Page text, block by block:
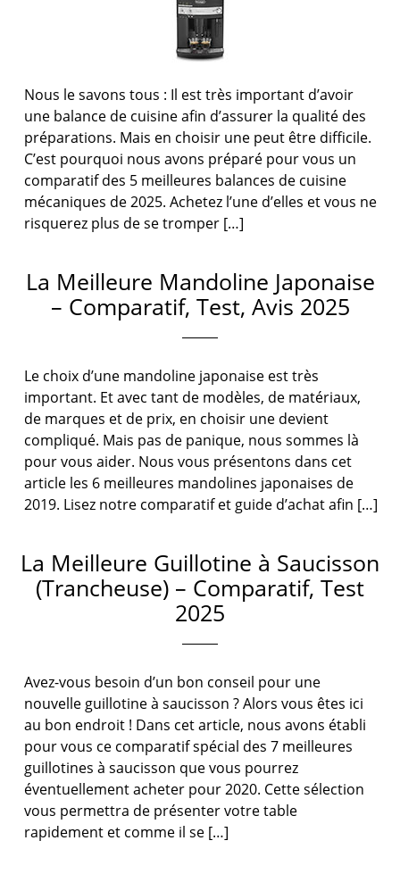
Nous le savons tous : Il est très important d’avoir
une balance de cuisine afin d’assurer la qualité des
préparations. Mais en choisir une peut être difficile.
C’est pourquoi nous avons préparé pour vous un
comparatif des 5 meilleures balances de cuisine
mécaniques de 2025. Achetez l’une d’elles et vous ne
risquerez plus de se tromper […]
La Meilleure Mandoline Japonaise
– Comparatif, Test, Avis 2025
Le choix d’une mandoline japonaise est très
important. Et avec tant de modèles, de matériaux,
de marques et de prix, en choisir une devient
compliqué. Mais pas de panique, nous sommes là
pour vous aider. Nous vous présentons dans cet
article les 6 meilleures mandolines japonaises de
2019. Lisez notre comparatif et guide d’achat afin […]
La Meilleure Guillotine à Saucisson
(Trancheuse) – Comparatif, Test
2025
Avez-vous besoin d’un bon conseil pour une
nouvelle guillotine à saucisson ? Alors vous êtes ici
au bon endroit ! Dans cet article, nous avons établi
pour vous ce comparatif spécial des 7 meilleures
guillotines à saucisson que vous pourrez
éventuellement acheter pour 2020. Cette sélection
vous permettra de présenter votre table
rapidement et comme il se […]